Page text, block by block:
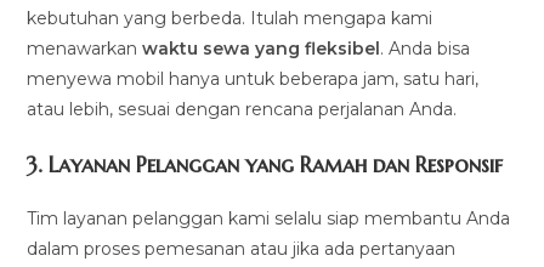
kebutuhan yang berbeda. Itulah mengapa kami
menawarkanwaktu sewa yang fleksibel. Anda bisa
menyewa mobil hanya untuk beberapa jam, satu hari,
atau lebih, sesuai dengan rencana perjalanan Anda.
3.Layanan Pelanggan yang Ramah dan Responsif
Tim layanan pelanggan kami selalu siap membantu Anda
dalam proses pemesanan atau jika ada pertanyaan